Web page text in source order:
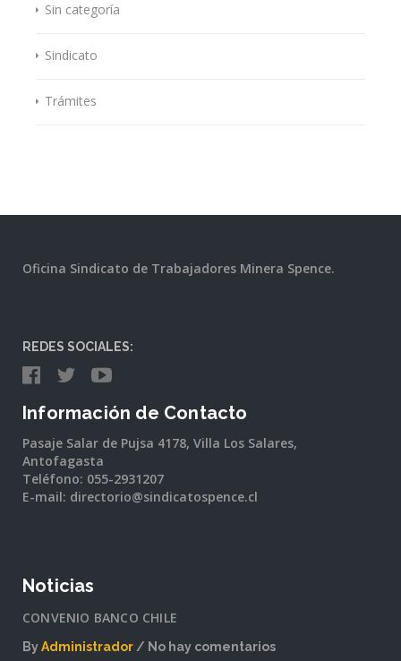
Sin categoría
Sindicato
Trámites
Oficina Sindicato de Trabajadores Minera Spence.
REDES SOCIALES:
Información de Contacto
Pasaje Salar de Pujsa 4178, Villa Los Salares,
Antofagasta
Teléfono: 055-2931207
E-mail: directorio@sindicatospence.cl
Noticias
CONVENIO BANCO CHILE
ByAdministrador
No hay comentarios